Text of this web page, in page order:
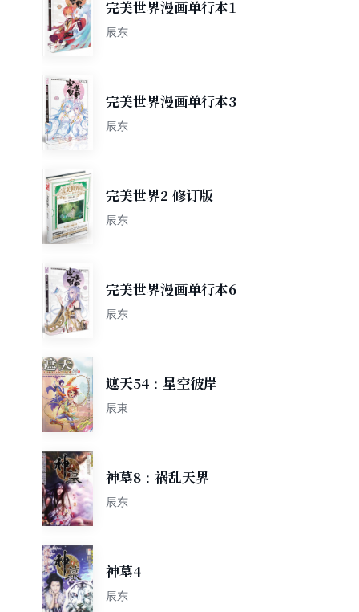
完美世界漫画单行本1
辰东
完美世界漫画单行本3
辰东
完美世界2 修订版
辰东
完美世界漫画单行本6
辰东
遮天54：星空彼岸
辰東
神墓8：祸乱天界
辰东
神墓4
辰东